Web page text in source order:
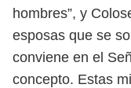
hombres”, y
esposas que se
conviene en el
concepto. Estas